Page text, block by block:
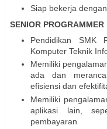
Siap bekerja
SENIOR PROGRAMMER
Pendidikan SMK
Komputer Teknik
Memiliki
ada dan
efisiensi dan
Memiliki
aplikasi lain,
pembayaran